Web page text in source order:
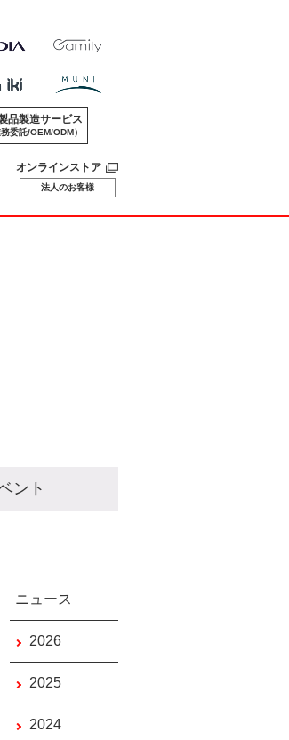
品製造サービス
務委託/OEM/ODM）
オンラインストア
法人のお客様
ント
ニュース
2026
2025
2024